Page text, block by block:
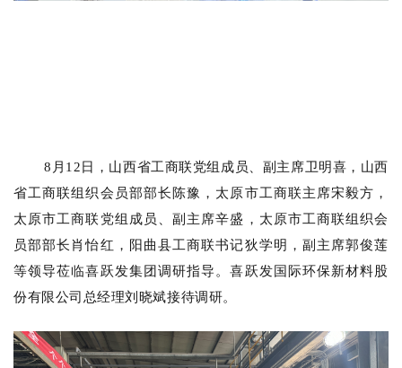
8月12日，山西省工商联党组成员、副主席卫明喜，山西
省工商联组织会员部部长陈豫，太原市工商联主席宋毅方，
太原市工商联党组成员、副主席辛盛，太原市工商联组织会
员部部长肖怡红，阳曲县工商联书记狄学明，副主席郭俊莲
等领导莅临喜跃发集团调研指导。喜跃发国际环保新材料股
份有限公司总经理刘晓斌接待调研。